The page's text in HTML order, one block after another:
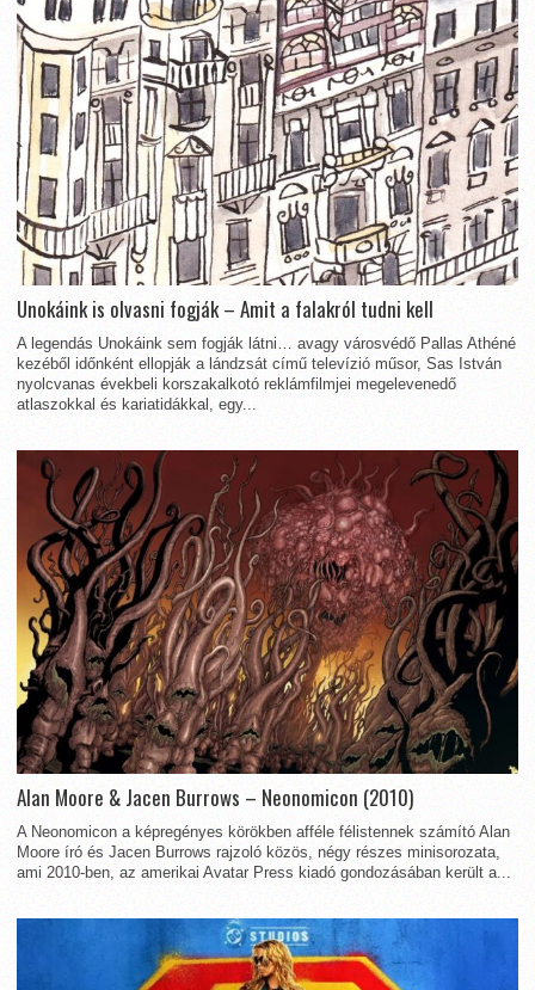
Unokáink is olvasni fogják – Amit a falakról tudni kell
A legendás Unokáink sem fogják látni… avagy városvédő Pallas Athéné
kezéből időnként ellopják a lándzsát című televízió műsor, Sas István
nyolcvanas évekbeli korszakalkotó reklámfilmjei megelevenedő
atlaszokkal és kariatidákkal, egy...
Alan Moore & Jacen Burrows – Neonomicon (2010)
A Neonomicon a képregényes körökben afféle félistennek számító Alan
Moore író és Jacen Burrows rajzoló közös, négy részes minisorozata,
ami 2010-ben, az amerikai Avatar Press kiadó gondozásában került a...